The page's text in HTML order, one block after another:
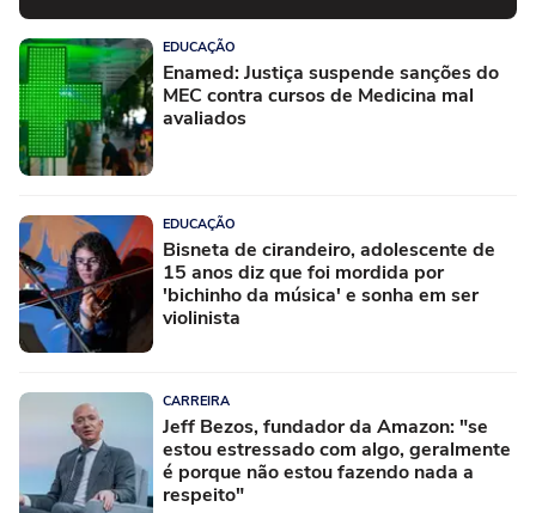
EDUCAÇÃO
Enamed: Justiça suspende sanções do
MEC contra cursos de Medicina mal
avaliados
EDUCAÇÃO
Bisneta de cirandeiro, adolescente de
15 anos diz que foi mordida por
'bichinho da música' e sonha em ser
violinista
CARREIRA
Jeff Bezos, fundador da Amazon: "se
estou estressado com algo, geralmente
é porque não estou fazendo nada a
respeito"